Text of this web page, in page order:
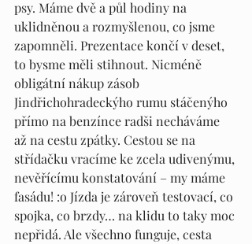
psy. Máme dvě a půl hodiny na
uklidněnou a rozmyšlenou, co jsme
zapomněli. Prezentace končí v deset,
to bysme měli stihnout. Nicméně
obligátní nákup zásob
Jindřichohradeckýho rumu stáčenýho
přímo na benzínce radši necháváme
až na cestu zpátky. Cestou se na
střídačku vracíme ke zcela udivenýmu,
nevěřícímu konstatování – my máme
fasádu! :o Jízda je zároveň testovací, co
spojka, co brzdy… na klidu to taky moc
nepřidá. Ale všechno funguje, cesta